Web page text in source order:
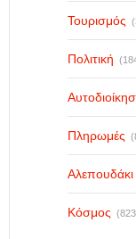
Τουρισμός
Πολιτική
Πληρωμές
Αλεπουδάκι
Κόσμος